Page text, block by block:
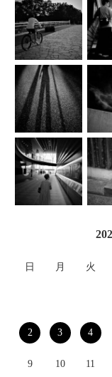
日 月 火
2 3 4
9 10 11